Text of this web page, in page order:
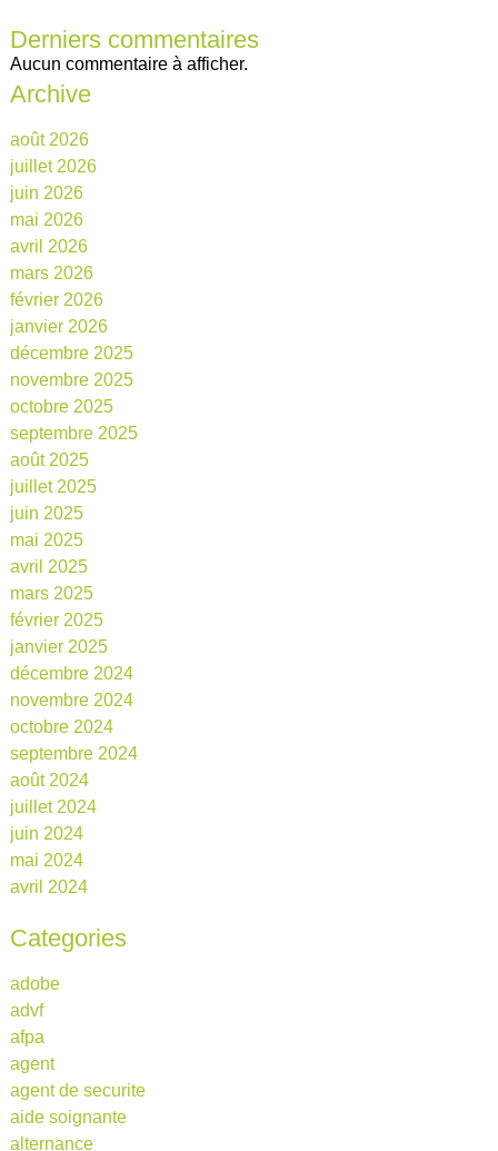
Derniers commentaires
Aucun commentaire à afficher.
Archive
août 2026
juillet 2026
juin 2026
mai 2026
avril 2026
mars 2026
février 2026
janvier 2026
décembre 2025
novembre 2025
octobre 2025
septembre 2025
août 2025
juillet 2025
juin 2025
mai 2025
avril 2025
mars 2025
février 2025
janvier 2025
décembre 2024
novembre 2024
octobre 2024
septembre 2024
août 2024
juillet 2024
juin 2024
mai 2024
avril 2024
Categories
adobe
advf
afpa
agent
agent de securite
aide soignante
alternance